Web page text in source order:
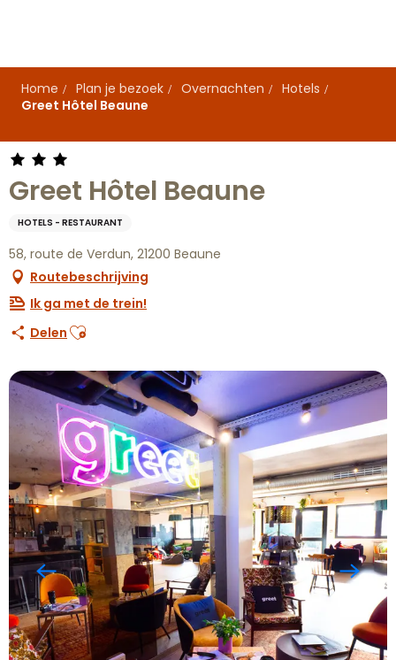
principal
Home
Plan je bezoek Overnachten
Hotels
Greet Hôtel Beaune
Greet Hôtel Beaune
HOTELS - RESTAURANT
58, route de Verdun, 21200 Beaune
Routebeschrijving
Ik ga met de trein!
Delen Ajouter aux favoris